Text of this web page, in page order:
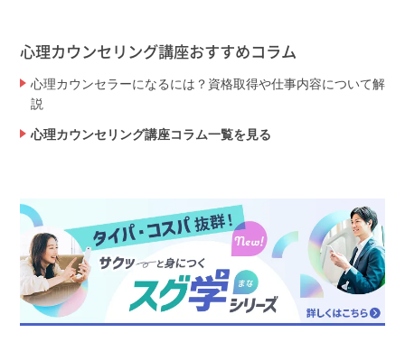
心理カウンセリング講座おすすめコラム
心理カウンセラーになるには？資格取得や仕事内容について解
説
心理カウンセリング講座コラム一覧を見る